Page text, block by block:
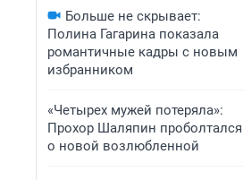
Больше не скрывает:
Полина Гагарина показала
романтичные кадры с новым
избранником
«Четырех мужей потеряла»:
Прохор Шаляпин проболтался
о новой возлюбленной